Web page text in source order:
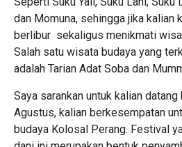
dan Momuna, sehingga jika kalian
berlibur sekaligus menikmati
Salah satu wisata budaya yang
adalah Tarian Adat Soba dan
Saya sarankan untuk kalian
Agustus, kalian berkesempatan
budaya Kolosal Perang. Festival